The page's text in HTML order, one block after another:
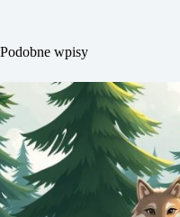
Podobne wpisy